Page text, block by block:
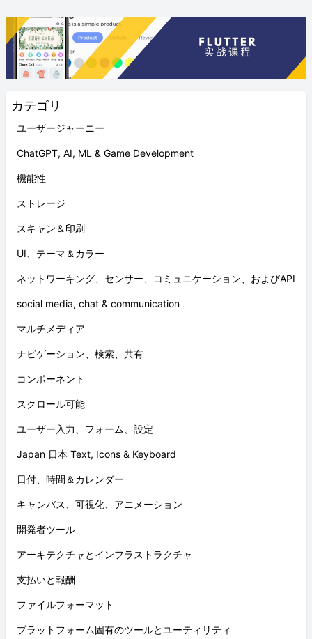
カテゴリ
ユーザージャーニー
ChatGPT, AI, ML & Game Development
機能性
ストレージ
スキャン＆印刷
UI、テーマ＆カラー
ネットワーキング、センサー、コミュニケーション、およびAPI
social media, chat & communication
マルチメディア
ナビゲーション、検索、共有
コンポーネント
スクロール可能
ユーザー入力、フォーム、設定
Japan 日本 Text, Icons & Keyboard
日付、時間＆カレンダー
キャンバス、可視化、アニメーション
開発者ツール
アーキテクチャとインフラストラクチャ
支払いと報酬
ファイルフォーマット
プラットフォーム固有のツールとユーティリティ